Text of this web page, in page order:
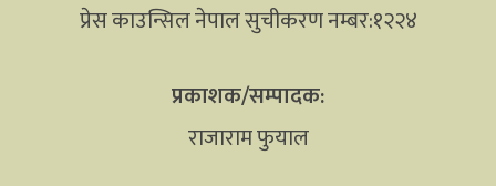
प्रेस काउन्सिल नेपाल सुचीकरण नम्बर:१२२४
प्रकाशक/सम्पादक:
राजाराम फुयाल